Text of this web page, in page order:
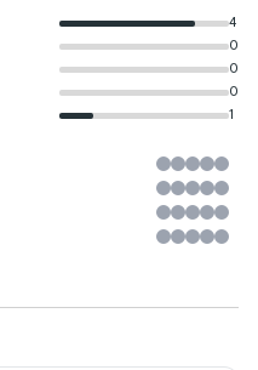
1
0
0
0
4